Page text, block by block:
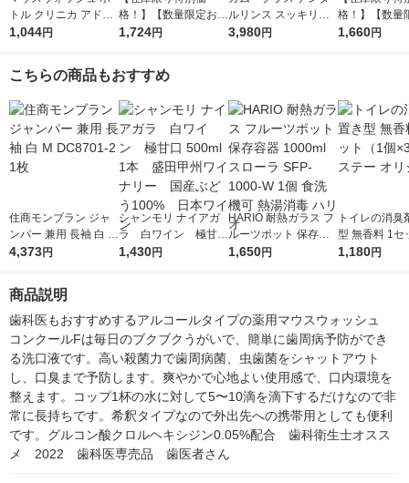
トル クリニカ アドバ
ンテージ デンタルリ
1セット（2本） ライ
1,044円
格！】【数量限定お得
セット】リステリン
本 マウスウォッシュ
1,724円
ルリンス スッキリ爽
やかタイプ 900mL サ
3,980円
格！】【数量
セット】リス
品
1,660円
こちらの商品もおすすめ
住商モンブラン ジャ
ンパー 兼用 長袖 白 M
DC8701-2 1枚
4,373円
シャンモリ ナイアガ
ラ 白ワイン 極甘口
500ml 1本 盛田甲州
1,430円
HARIO 耐熱ガラス フ
ルーツポット 保存容
器 1000ml スローラ S
1,650円
トイレの消臭
型 無香料 1セ
個×3） エス
1,180円
商品説明
歯科医もおすすめするアルコールタイプの薬用マウスウォッシュ
コンクールFは毎日のブクブクうがいで、簡単に歯周病予防ができ
る洗口液です。高い殺菌力で歯周病菌、虫歯菌をシャットアウト
し、口臭まで予防します。爽やかで心地よい使用感で、口内環境を
整えます。コップ1杯の水に対して5〜10滴を滴下するだけなので非
常に長持ちです。希釈タイプなので外出先への携帯用としても便利
です。グルコン酸クロルヘキシジン0.05%配合　歯科衛生士オスス
メ　2022　歯科医専売品　歯医者さん